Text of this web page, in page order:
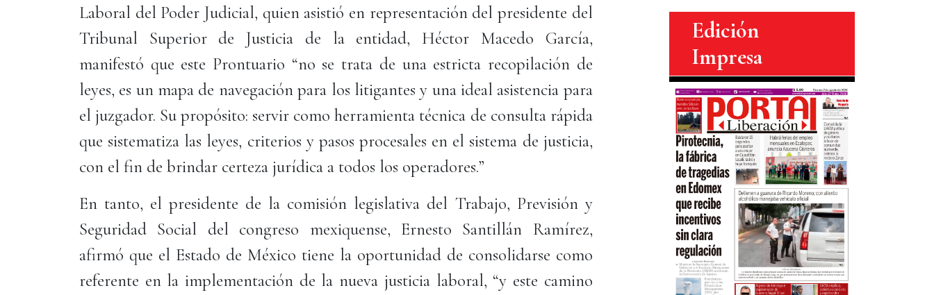
Laboral del Poder Judicial, quien asistió en representación del presidente del
Tribunal Superior de Justicia de la entidad, Héctor Macedo García,
manifestó que este Prontuario “no se trata de una estricta recopilación de
leyes, es un mapa de navegación para los litigantes y una ideal asistencia para
el juzgador. Su propósito: servir como herramienta técnica de consulta rápida
que sistematiza las leyes, criterios y pasos procesales en el sistema de justicia,
con el fin de brindar certeza jurídica a todos los operadores.”
En tanto, el presidente de la comisión legislativa del Trabajo, Previsión y
Seguridad Social del congreso mexiquense, Ernesto Santillán Ramírez,
afirmó que el Estado de México tiene la oportunidad de consolidarse como
referente en la implementación de la nueva justicia laboral, “y este camino
Edición
Impresa